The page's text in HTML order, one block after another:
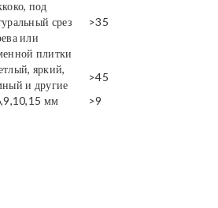
под
срез
или
плитки
>35
яркий,
и другие
>45
мм >9